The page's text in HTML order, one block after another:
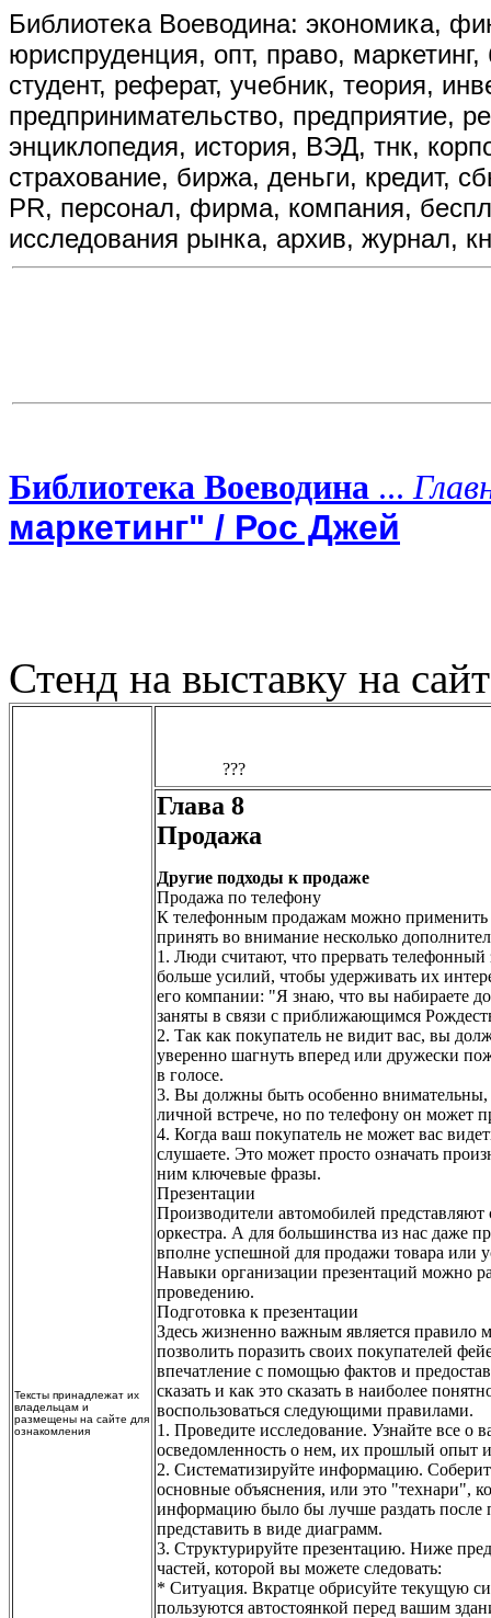
Библиотека Воеводина: экономика,
юриспруденция, опт, право,
студент, реферат, учебник, теория,
предпринимательство, предприятие,
энциклопедия, история, ВЭД, тнк,
страхование, биржа, деньги, кредит,
PR, персонал, фирма, компания,
исследования рынка, архив, журнал,
Библиотека Воеводина ...
маркетинг" / Рос Джей
Стенд на выставку на
Тексты принадлежат их
владельцам и
размещены на сайте для
ознакомления
Глава 8
Продажа
Другие подходы к продаже
Продажа по телефону
К телефонным продажам можно применить
принять во внимание несколько
1. Люди считают, что прервать
больше усилий, чтобы удерживать их
его компании: "Я знаю, что вы набираете
заняты в связи с приближающимся
2. Так как покупатель не видит вас, вы
уверенно шагнуть вперед или дружески
в голосе.
3. Вы должны быть особенно внимательны,
личной встрече, но по телефону он может
4. Когда ваш покупатель не может вас
слушаете. Это может просто означать
ним ключевые фразы.
Презентации
Производители автомобилей
оркестра. А для большинства из нас даже
вполне успешной для продажи товара или
Навыки организации презентаций можно
проведению.
Подготовка к презентации
Здесь жизненно важным является правило
позволить поразить своих покупателей
впечатление с помощью фактов и
сказать и как это сказать в наиболее
воспользоваться следующими правилами.
1. Проведите исследование. Узнайте все
осведомленность о нем, их прошлый опыт
2. Систематизируйте информацию.
основные объяснения, или это "технари",
информацию было бы лучше раздать после
представить в виде диаграмм.
3. Структурируйте презентацию. Ниже
частей, которой вы можете следовать:
* Ситуация. Вкратце обрисуйте текущую
пользуются автостоянкой перед вашим